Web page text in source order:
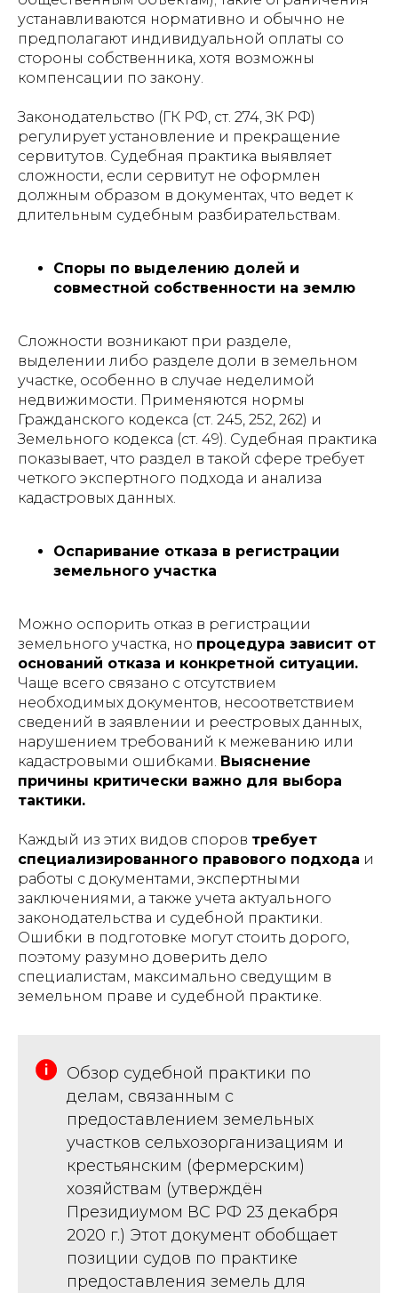
устанавливаются нормативно и обычно не
предполагают индивидуальной оплаты со
стороны собственника, хотя возможны
компенсации по закону.
Законодательство (ГК РФ, ст. 274, ЗК РФ)
регулирует установление и прекращение
сервитутов. Судебная практика выявляет
сложности, если сервитут не оформлен
должным образом в документах, что ведет к
длительным судебным разбирательствам.
Споры по выделению долей и
совместной собственности на землю
Сложности возникают при разделе,
выделении либо разделе доли в земельном
участке, особенно в случае неделимой
недвижимости. Применяются нормы
Гражданского кодекса (ст. 245, 252, 262) и
Земельного кодекса (ст. 49). Судебная практика
показывает, что раздел в такой сфере требует
четкого экспертного подхода и анализа
кадастровых данных.
Оспаривание отказа в регистрации
земельного участка
Можно оспорить отказ в регистрации
земельного участка, но процедура зависит от
оснований отказа и конкретной ситуации.
Чаще всего связано с отсутствием
необходимых документов, несоответствием
сведений в заявлении и реестровых данных,
нарушением требований к межеванию или
кадастровыми ошибками. Выяснение
причины критически важно для выбора
тактики.
Каждый из этих видов споров требует
специализированного правового подхода и
работы с документами, экспертными
заключениями, а также учета актуального
законодательства и судебной практики.
Ошибки в подготовке могут стоить дорого,
поэтому разумно доверить дело
специалистам, максимально сведущим в
земельном праве и судебной практике.
Обзор судебной практики по
делам, связанным с
предоставлением земельных
участков сельхозорганизациям и
крестьянским (фермерским)
хозяйствам (утверждён
Президиумом ВС РФ 23 декабря
2020 г.) Этот документ обобщает
позиции судов по практике
предоставления земель для